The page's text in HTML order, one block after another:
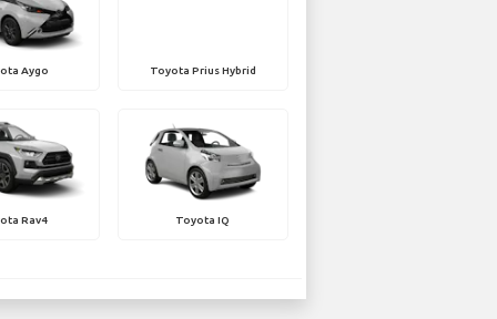
Aygo Toyota Prius Hybrid
Rav4 Toyota IQ